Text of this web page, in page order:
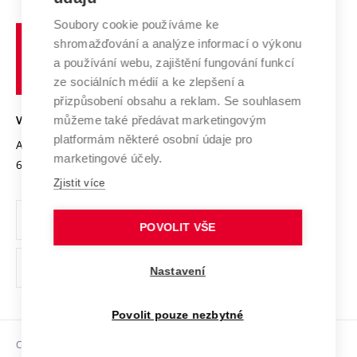
Systém zajišťování kvality výzkumu
Výzkumné infrastruktury
Transfer znalostí
Open Science
Projekty
Projekty ze strukturálních fondů
Specifický výzkum
Spolupráce se školami
Služby univerzity
Mezinárodní dohody
Univerzitní sítě
Profil univerzity
Udržitelná univerzita
Podnikavá univerzita / ContriBUTe
Bezpečná univerzita
Vyznamenání
Organizační struktura
Ochrana osobních údajů
odkaz)
Sociální bezpečí
učení
technické
VYSOKÉ UČENÍ TECHNICKÉ V BRNĚ
Antonínská 548/1
602 00 Brno
www.vut.cz
vut@vutbr.cz
Copyright © 2026 VUT
Soubory cookie používáme ke
shromažďování a analýze informací o výkonu
a používání webu, zajištění fungování funkcí
ze sociálních médií a ke zlepšení a
přizpůsobení obsahu a reklam. Se souhlasem
můžeme také předávat marketingovým
platformám některé osobní údaje pro
marketingové účely.
Zjistit více
POVOLIT VŠE
Nastavení
Povolit pouze nezbytné